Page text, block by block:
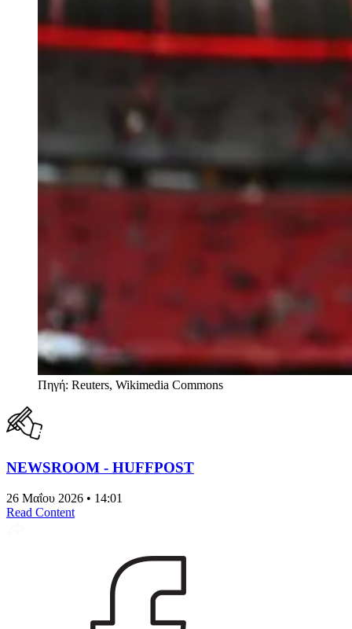
Πηγή: Reuters, Wikimedia Commons
NEWSROOM - HUFFPOST
26 Μαΐου 2026 • 14:01
Read Content